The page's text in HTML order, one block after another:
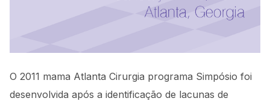
O 2011 mama Atlanta Cirurgia programa Simpósio foi
desenvolvida após a identificação de lacunas de